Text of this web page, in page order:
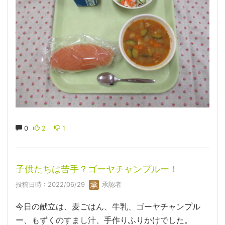
0 2 1
子供たちは苦手？ゴーヤチャンプルー！
投稿日時 : 2022/06/29 承認者
今日の献立は、麦ごはん、牛乳、ゴーヤチャンプル
ー、もずくのすまし汁、手作りふりかけでした。